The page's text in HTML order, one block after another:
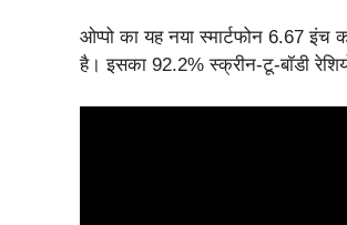
ओप्पो का यह नया स्मार्टफोन 6.67
है। इसका 92.2% स्क्रीन-टू-बॉडी